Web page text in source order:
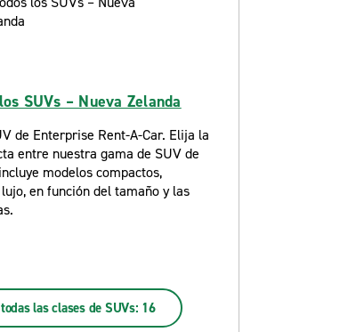
SUVs – Nueva Zelanda
de Enterprise Rent-A-Car. Elija la
entre nuestra gama de SUV de
modelos compactos,
en función del tamaño y las
las clases de SUVs: 16